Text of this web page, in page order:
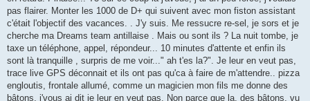
pas flairer. Monter les 1000 de D+ qui suivent avec mon fiston assistant
c'était l'objectif des vacances. . J'y suis. Me ressucre re-sel, je sors et je
cherche ma Dreams team antillaise . Mais ou sont ils ? La nuit tombe, je
taxe un téléphone, appel, répondeur... 10 minutes d'attente et enfin ils
sont là tranquille , surpris de me voir..." ah t'es la?". Je leur en veut pas,
trace live GPS déconnait et ils ont pas qu'ca à faire de m'attendre.. pizza
engloutis, frontale allumé, comme un magicien mon fils me donne des
bâtons, j'vous ai dit je leur en veut pas. Non parce que la, des bâtons, vu